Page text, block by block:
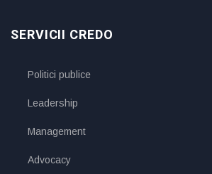
SERVICII CREDO
Politici publice
Leadership
Management
Advocacy